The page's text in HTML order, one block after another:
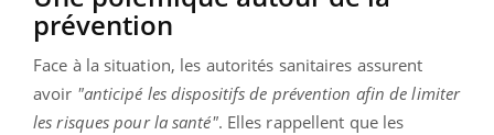
prévention
Face à la situation, les autorités sanitaires assurent
avoir "anticipé les dispositifs de prévention afin de limiter
les risques pour la santé". Elles rappellent que les